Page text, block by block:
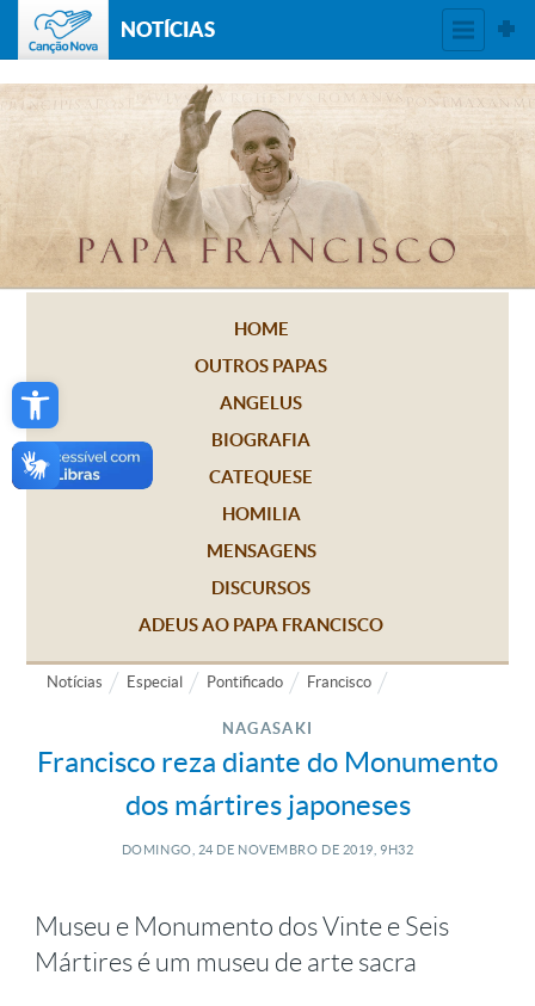
Open toolbar
NOTÍCIAS
HOME
OUTROS PAPAS
ANGELUS
BIOGRAFIA
CATEQUESE
HOMILIA
MENSAGENS
DISCURSOS
ADEUS AO PAPA FRANCISCO
Notícias Especial Pontificado Francisco
NAGASAKI
Francisco reza diante do Monumento
dos mártires japoneses
DOMINGO, 24 DE NOVEMBRO DE 2019, 9H32
Museu e Monumento dos Vinte e Seis
Mártires é um museu de arte sacra